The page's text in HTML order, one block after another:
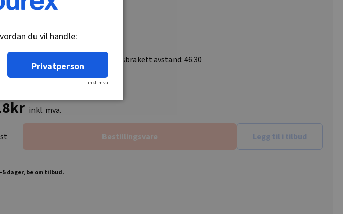
Amp: 95, Rotasjon: CW, Monteringsbrakett avstand: 46.30
inkl. mva.
st Bestillingsvare Legg til i tilbud
dager, be om tilbud.
du vil handle:
Privatperson
inkl. mva